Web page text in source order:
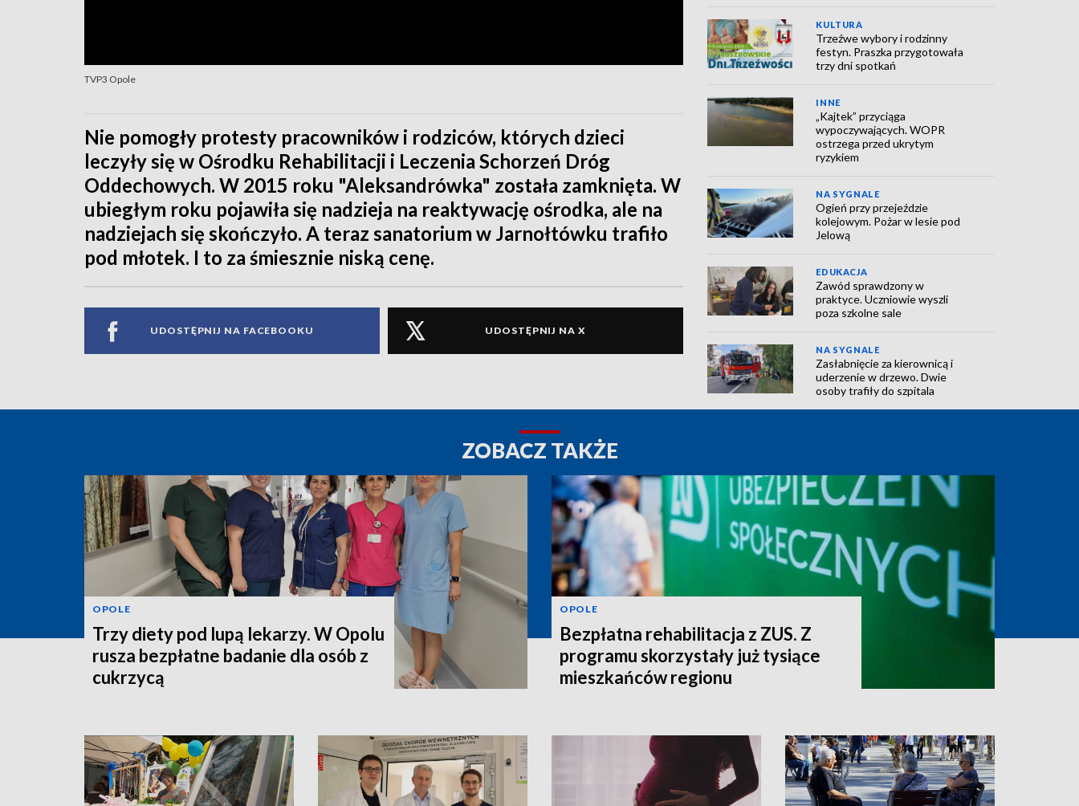
TVP3 Opole
Nie pomogły protesty pracowników i rodziców, których dzieci
leczyły się w Ośrodku Rehabilitacji i Leczenia Schorzeń Dróg
Oddechowych. W 2015 roku "Aleksandrówka" została zamknięta. W
ubiegłym roku pojawiła się nadzieja na reaktywację ośrodka, ale na
nadziejach się skończyło. A teraz sanatorium w Jarnołtówku trafiło
pod młotek. I to za śmiesznie niską cenę.
UDOSTĘPNIJ NA FACEBOOKU UDOSTĘPNIJ NA X
KULTURA
Trzeźwe wybory i rodzinny
festyn. Praszka przygotowała
trzy dni spotkań
INNE
„Kajtek” przyciąga
wypoczywających. WOPR
ostrzega przed ukrytym
ryzykiem
NA SYGNALE
Ogień przy przejeździe
kolejowym. Pożar w lesie pod
Jelową
EDUKACJA
Zawód sprawdzony w
praktyce. Uczniowie wyszli
poza szkolne sale
NA SYGNALE
Zasłabnięcie za kierownicą i
uderzenie w drzewo. Dwie
osoby trafiły do szpitala
ZOBACZ TAKŻE
OPOLE
Trzy diety pod lupą lekarzy. W Opolu
rusza bezpłatne badanie dla osób z
cukrzycą
OPOLE
Bezpłatna rehabilitacja z ZUS. Z
programu skorzystały już tysiące
mieszkańców regionu